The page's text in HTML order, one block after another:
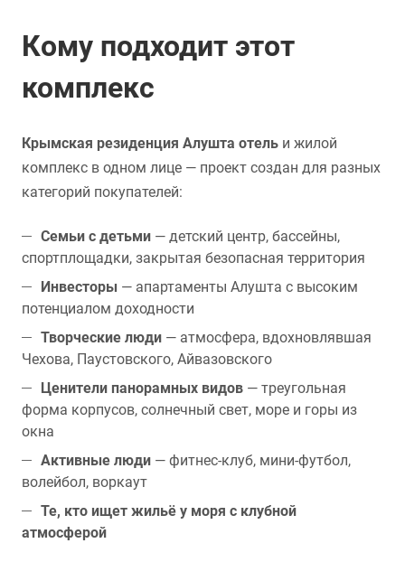
Кому подходит этот
комплекс
Крымская резиденция Алушта отель и жилой
комплекс в одном лице — проект создан для разных
категорий покупателей:
Семьи с детьми — детский центр, бассейны,
спортплощадки, закрытая безопасная территория
Инвесторы — апартаменты Алушта с высоким
потенциалом доходности
Творческие люди — атмосфера, вдохновлявшая
Чехова, Паустовского, Айвазовского
Ценители панорамных видов — треугольная
форма корпусов, солнечный свет, море и горы из
окна
Активные люди — фитнес-клуб, мини-футбол,
волейбол, воркаут
Те, кто ищет жильё у моря с клубной
атмосферой